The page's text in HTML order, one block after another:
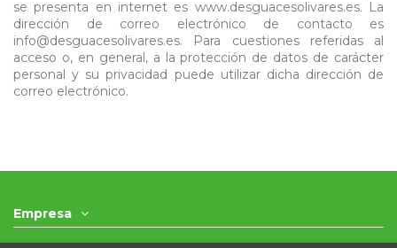
se presenta en internet es www.desguacesolivares.es. La
dirección de correo electrónico de contacto es
info@desguacesolivares.es. Para cuestiones referidas al
acceso o, en general, a la protección de datos de carácter
personal y su privacidad puede utilizar dicha dirección de
correo electrónico.
Empresa